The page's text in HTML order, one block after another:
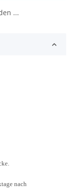
...
nach